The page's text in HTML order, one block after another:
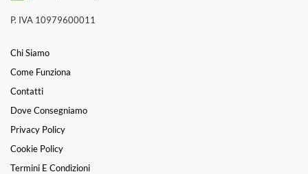
P. IVA 10979600011
Chi Siamo
Come Funziona
Contatti
Dove Consegniamo
Privacy Policy
Cookie Policy
Termini E Condizioni